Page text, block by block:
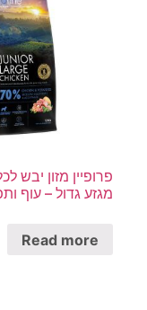
פרופיין מזון יבש
מגזע גדול – עוף
Read more